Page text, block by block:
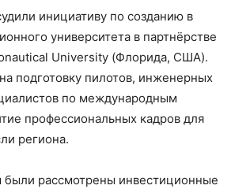
инициативу по созданию в
университета в партнёрстве
University (Флорида, США).
подготовку пилотов, инженерных
по международным
профессиональных кадров для
региона.
рассмотрены инвестиционные